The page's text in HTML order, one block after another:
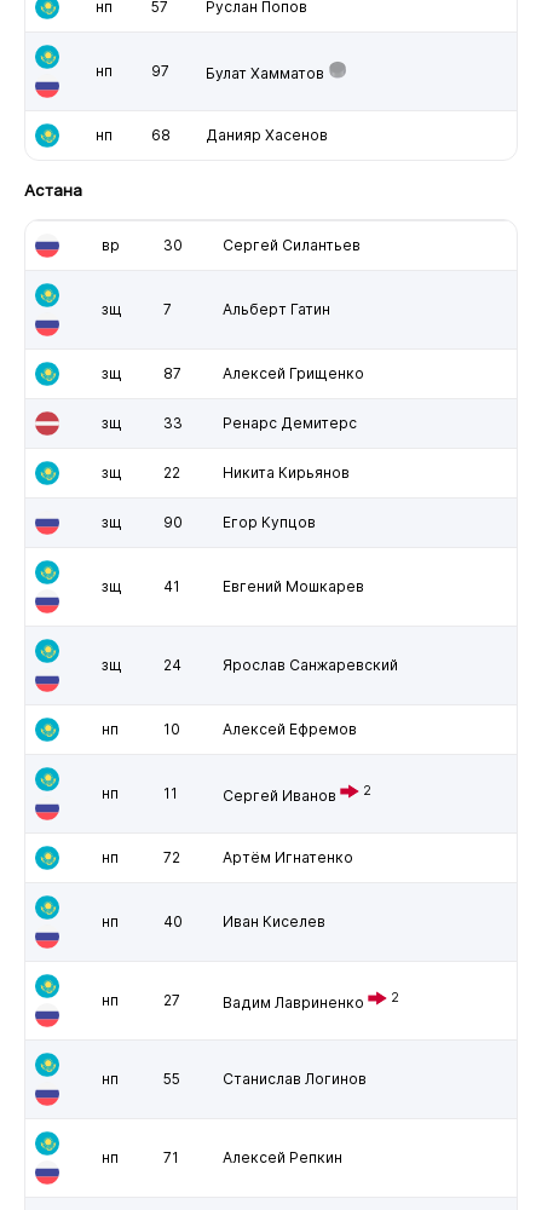
нп 57 Руслан Попов
нп 97 Булат Хамматов
нп 68 Данияр Хасенов
Астана
вр 30 Сергей Силантьев
зщ 7 Альберт Гатин
зщ 87 Алексей Грищенко
зщ 33 Ренарс Демитерс
зщ 22 Никита Кирьянов
зщ 90 Егор Купцов
зщ 41 Евгений Мошкарев
зщ 24 Ярослав Санжаревский
нп 10 Алексей Ефремов
нп 11 Сергей Иванов 2
нп 72 Артём Игнатенко
нп 40 Иван Киселев
нп 27 Вадим Лавриненко 2
нп 55 Станислав Логинов
нп 71 Алексей Репкин